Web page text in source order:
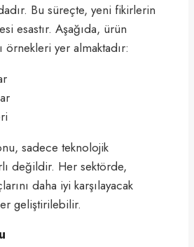
Bu süreçte, yeni fikirlerin
esastır. Aşağıda, ürün
örnekleri yer almaktadır:
sadece teknolojik
değildir. Her sektörde,
daha iyi karşılayacak
geliştirilebilir.